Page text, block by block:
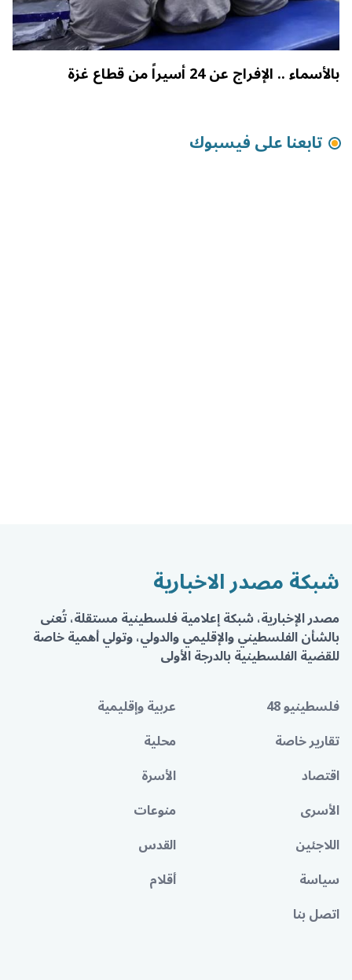
بالأسماء .. الإفراج عن 24 أسيراً من قطاع غزة
تابعنا على فيسبوك
شبكة مصدر الاخبارية
مصدر الإخبارية، شبكة إعلامية فلسطينية مستقلة، تُعنى
بالشأن الفلسطيني والإقليمي والدولي، وتولي أهمية خاصة
للقضية الفلسطينية بالدرجة الأولى
فلسطينيو 48
عربية وإقليمية
تقارير خاصة
محلية
اقتصاد
الأسرة
الأسرى
منوعات
اللاجئين
القدس
سياسة
أقلام
اتصل بنا